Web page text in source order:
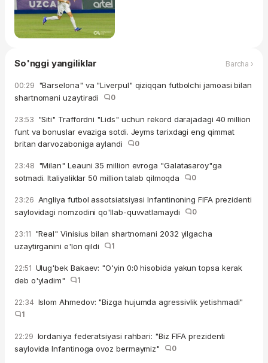
So'nggi yangiliklar Barcha ›
00:29 "Barselona" va "Liverpul" qiziqqan futbolchi jamoasi bilan
shartnomani uzaytiradi
0
23:53 "Siti" Traffordni "Lids" uchun rekord darajadagi 40 million
funt va bonuslar evaziga sotdi. Jeyms tarixdagi eng qimmat
britan darvozaboniga aylandi
0
23:48 "Milan" Leauni 35 million evroga "Galatasaroy"ga
sotmadi. Italiyaliklar 50 million talab qilmoqda
0
23:26 Angliya futbol assotsiatsiyasi Infantinoning FIFA prezidenti
saylovidagi nomzodini qo'llab-quvvatlamaydi
0
23:11 "Real" Vinisius bilan shartnomani 2032 yilgacha
uzaytirganini e'lon qildi
1
22:51 Ulug'bek Bakaev: "O'yin 0:0 hisobida yakun topsa kerak
deb o'yladim"
1
22:34 Islom Ahmedov: "Bizga hujumda agressivlik yetishmadi"
1
22:29 Iordaniya federatsiyasi rahbari: "Biz FIFA prezidenti
saylovida Infantinoga ovoz bermaymiz"
0